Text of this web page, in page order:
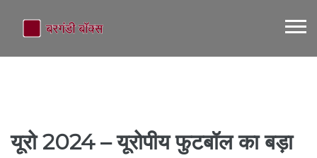
यूरो 2024– यूरोपीय फुटबॉल का बड़ा